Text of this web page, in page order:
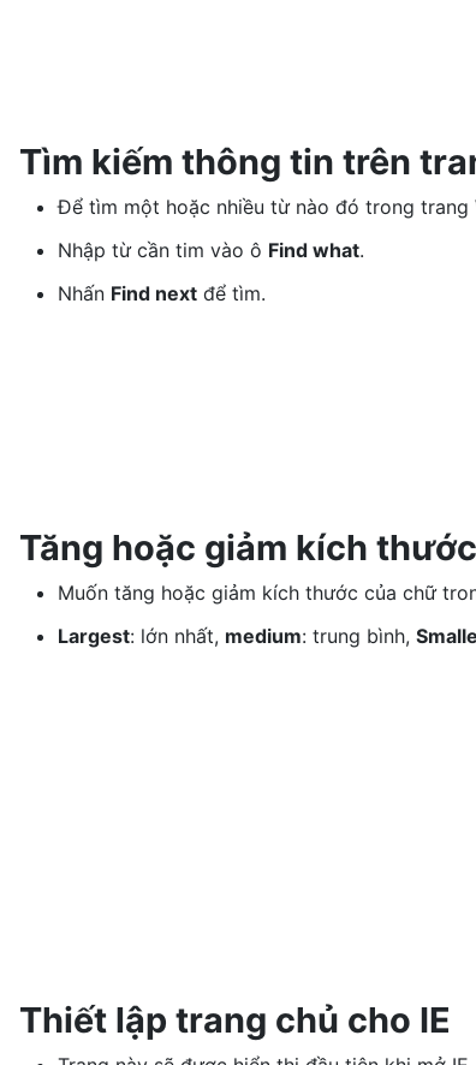
Tìm kiếm thông tin trên
Để tìm một hoặc nhiều từ nào đó trong trang
Nhập từ cần tim vào ô Find what.
Nhấn Find next để tìm.
Tăng hoặc giảm kích
Muốn tăng hoặc giảm kích thước của chữ
Largest: lớn nhất, medium: trung bình,
Thiết lập trang chủ cho IE